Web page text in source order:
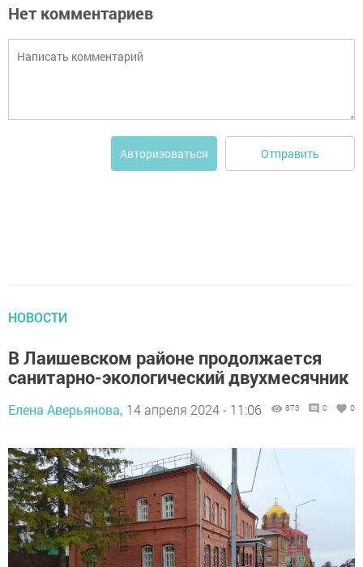
Нет комментариев
Авторизоваться Отправить
НОВОСТИ
В Лаишевском районе продолжается
санитарно-экологический двухмесячник
Елена Аверьянова, 14 апреля 2024 - 11:06 873 0 0